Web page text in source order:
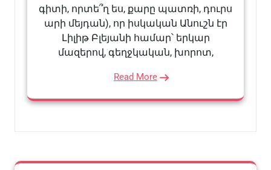
գիտի, որտե՞ղ ես, քարը պատռի, դուրս
արի մեյդան), որ իսկական Անուշն էր
Լիլիթ Բլեյանի համար՝ երկար
մազերով, գեղջկական, խորոտ,
Read More